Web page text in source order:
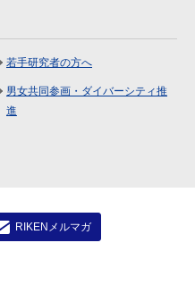
若手研究者の方へ
男女共同参画・ダイバーシティ推
進
RIKENメルマガ